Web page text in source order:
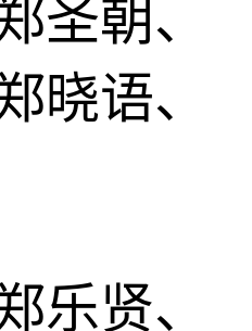
圣朝、
晓语、
乐贤、